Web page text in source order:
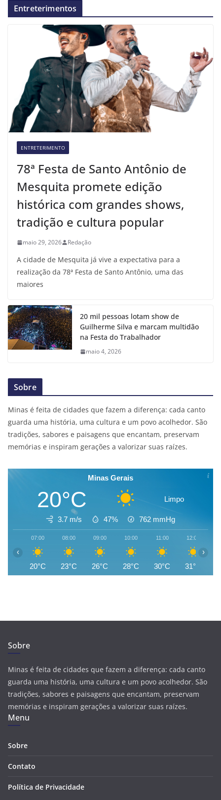
Entreterimentos
ENTRETERIMENTO
78ª Festa de Santo Antônio de
Mesquita promete edição
histórica com grandes shows,
tradição e cultura popular
maio 29, 2026 Redação
A cidade de Mesquita já vive a expectativa para a
realização da 78ª Festa de Santo Antônio, uma das
maiores
20 mil pessoas lotam show de
Guilherme Silva e marcam multidão
na Festa do Trabalhador
maio 4, 2026
Sobre
Minas é feita de cidades que fazem a diferença: cada canto
guarda uma história, uma cultura e um povo acolhedor. São
tradições, sabores e paisagens que encantam, preservam
memórias e inspiram gerações a valorizar suas raízes.
Minas Gerais
20°C Limpo
3.7 m/s 47% 762 mmHg
07:00
20°C
08:00
23°C
09:00
26°C
10:00
28°C
11:00
30°C
12:00
31°C
‹ ›
Sobre
Minas é feita de cidades que fazem a diferença: cada canto
guarda uma história, uma cultura e um povo acolhedor. São
tradições, sabores e paisagens que encantam, preservam
memórias e inspiram gerações a valorizar suas raízes.
Menu
Sobre
Contato
Política de Privacidade